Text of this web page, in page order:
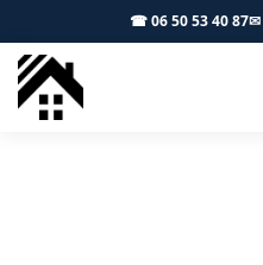
☎ 06 50 53 40 87✉